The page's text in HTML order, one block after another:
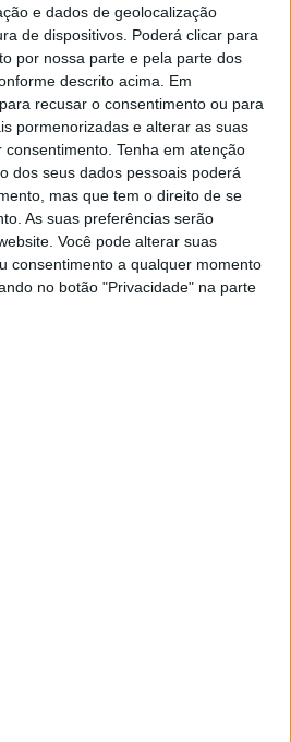
e dados de geolocalização
de dispositivos. Poderá clicar para
por nossa parte e pela parte dos
descrito acima. Em
recusar o consentimento ou para
pormenorizadas e alterar as suas
Tenha em atenção
dos seus dados pessoais poderá
mas que tem o direito de se
As suas preferências serão
Você pode alterar suas
consentimento a qualquer momento
no botão "Privacidade" na parte
no distrito de Braga, depois
com 84 anos e a registado
ter falecido também devido ao
mulher utente de uma
sénior em Braga, com 97
faleceu com Covid-19, no